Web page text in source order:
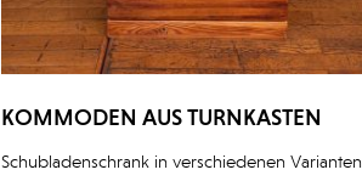
KOMMODEN AUS TURNKASTEN
Schubladenschrank in verschiedenen Varianten